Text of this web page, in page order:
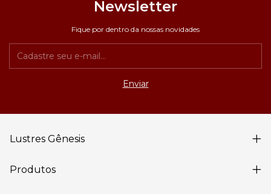
Newsletter
Fique por dentro da nossas novidades
Lustres Gênesis
Produtos